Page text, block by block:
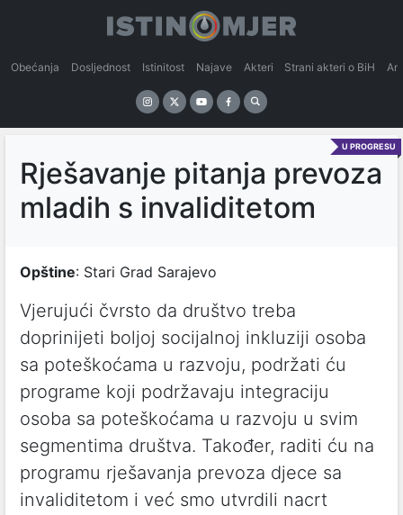
Obećanja Dosljednost Istinitost Najave Akteri Strani akteri o BiH
U PROGRESU
Rješavanje pitanja prevoza
mladih s invaliditetom
Opštine: Stari Grad Sarajevo
Vjerujući čvrsto da društvo treba
doprinijeti boljoj socijalnoj inkluziji osoba
sa poteškoćama u razvoju, podržati ću
programe koji podržavaju integraciju
osoba sa poteškoćama u razvoju u svim
segmentima društva. Također, raditi ću na
programu rješavanja prevoza djece sa
invaliditetom i već smo utvrdili nacrt